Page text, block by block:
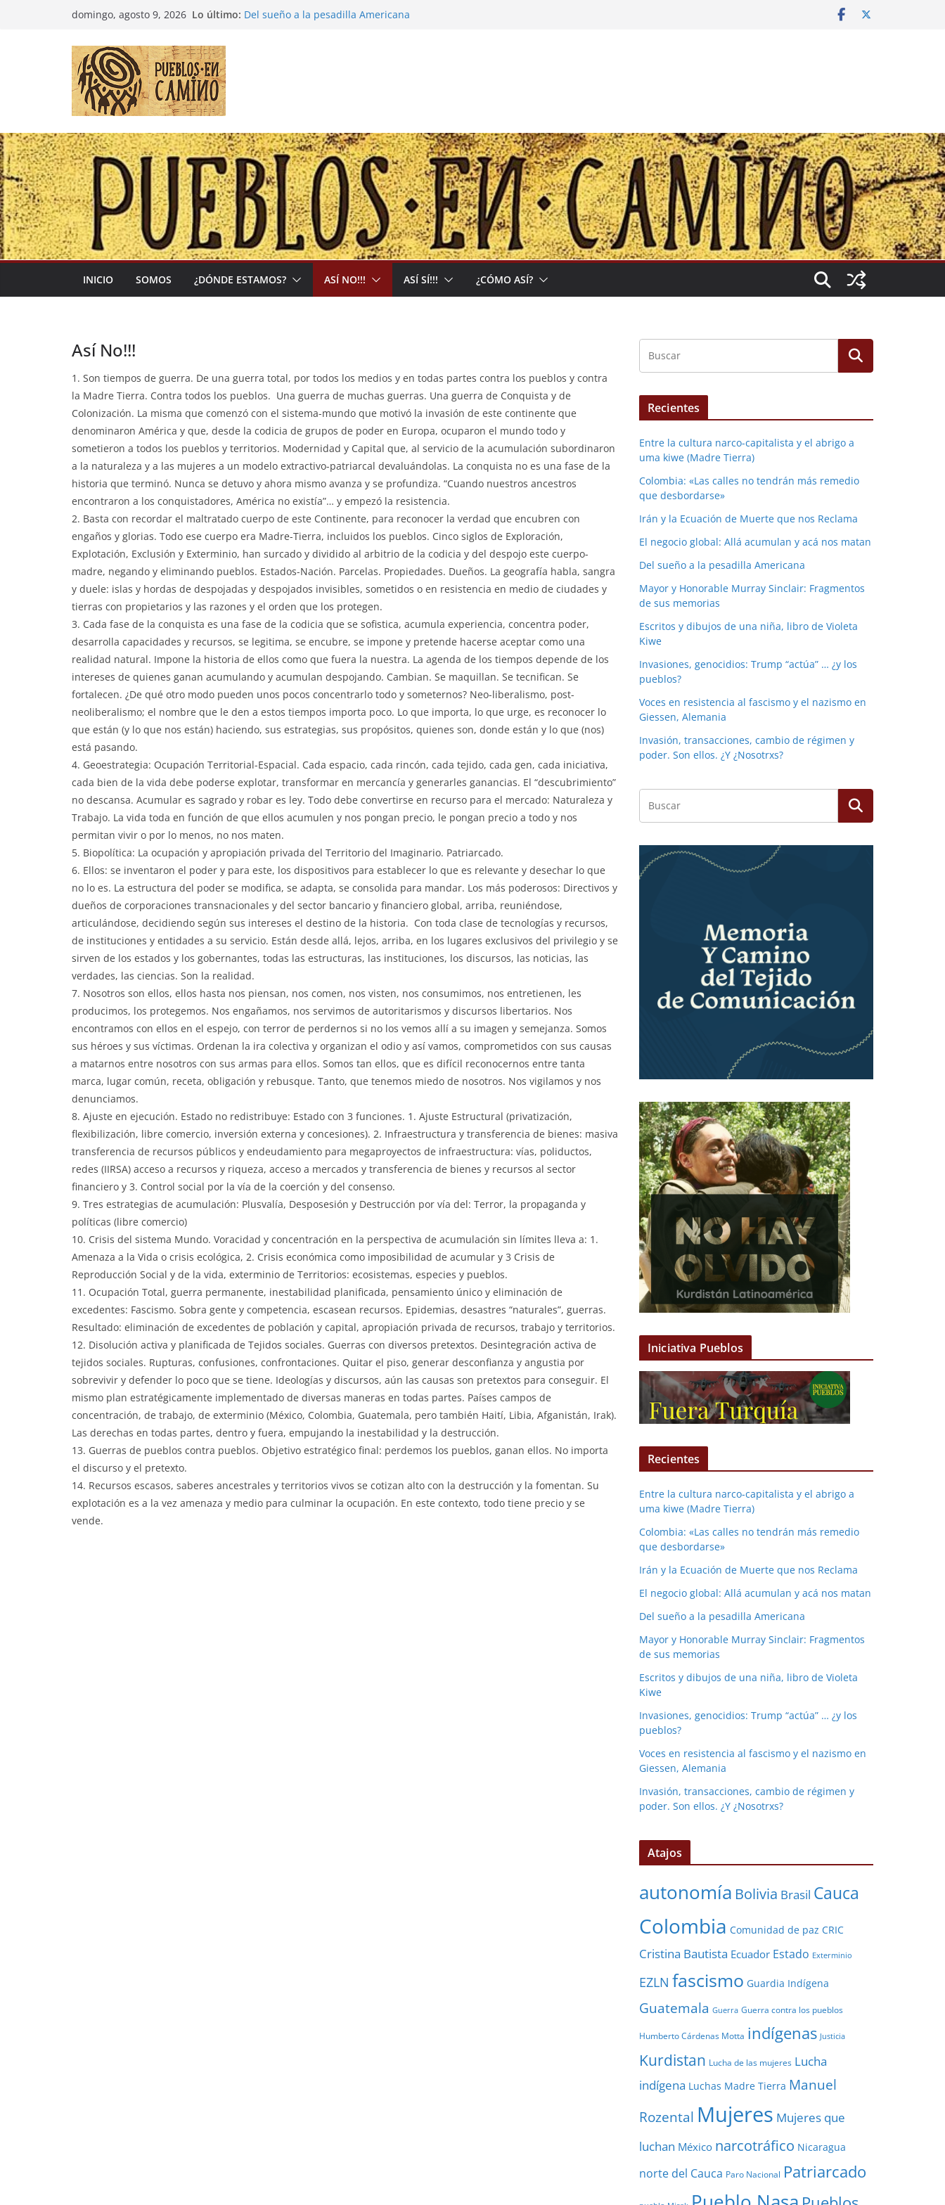
domingo, agosto 9, 2026 Lo último: Del sueño a la pesadilla Americana
INICIO SOMOS ¿DÓNDE ESTAMOS? ASÍ NO!!! ASÍ SÍ!!! ¿CÓMO ASÍ?
Así No!!!
1. Son tiempos de guerra. De una guerra total, por todos los medios y en todas partes contra los pueblos y contra
la Madre Tierra. Contra todos los pueblos. Una guerra de muchas guerras. Una guerra de Conquista y de
Colonización. La misma que comenzó con el sistema-mundo que motivó la invasión de este continente que
denominaron América y que, desde la codicia de grupos de poder en Europa, ocuparon el mundo todo y
sometieron a todos los pueblos y territorios. Modernidad y Capital que, al servicio de la acumulación subordinaron
a la naturaleza y a las mujeres a un modelo extractivo-patriarcal devaluándolas. La conquista no es una fase de la
historia que terminó. Nunca se detuvo y ahora mismo avanza y se profundiza. “Cuando nuestros ancestros
encontraron a los conquistadores, América no existía”… y empezó la resistencia.
2. Basta con recordar el maltratado cuerpo de este Continente, para reconocer la verdad que encubren con
engaños y glorias. Todo ese cuerpo era Madre-Tierra, incluidos los pueblos. Cinco siglos de Exploración,
Explotación, Exclusión y Exterminio, han surcado y dividido al arbitrio de la codicia y del despojo este cuerpo-
madre, negando y eliminando pueblos. Estados-Nación. Parcelas. Propiedades. Dueños. La geografía habla, sangra
y duele: islas y hordas de despojadas y despojados invisibles, sometidos o en resistencia en medio de ciudades y
tierras con propietarios y las razones y el orden que los protegen.
3. Cada fase de la conquista es una fase de la codicia que se sofistica, acumula experiencia, concentra poder,
desarrolla capacidades y recursos, se legitima, se encubre, se impone y pretende hacerse aceptar como una
realidad natural. Impone la historia de ellos como que fuera la nuestra. La agenda de los tiempos depende de los
intereses de quienes ganan acumulando y acumulan despojando. Cambian. Se maquillan. Se tecnifican. Se
fortalecen. ¿De qué otro modo pueden unos pocos concentrarlo todo y someternos? Neo-liberalismo, post-
neoliberalismo; el nombre que le den a estos tiempos importa poco. Lo que importa, lo que urge, es reconocer lo
que están (y lo que nos están) haciendo, sus estrategias, sus propósitos, quienes son, donde están y lo que (nos)
está pasando.
4. Geoestrategia: Ocupación Territorial-Espacial. Cada espacio, cada rincón, cada tejido, cada gen, cada iniciativa,
cada bien de la vida debe poderse explotar, transformar en mercancía y generarles ganancias. El “descubrimiento”
no descansa. Acumular es sagrado y robar es ley. Todo debe convertirse en recurso para el mercado: Naturaleza y
Trabajo. La vida toda en función de que ellos acumulen y nos pongan precio, le pongan precio a todo y nos
permitan vivir o por lo menos, no nos maten.
5. Biopolítica: La ocupación y apropiación privada del Territorio del Imaginario. Patriarcado.
6. Ellos: se inventaron el poder y para este, los dispositivos para establecer lo que es relevante y desechar lo que
no lo es. La estructura del poder se modifica, se adapta, se consolida para mandar. Los más poderosos: Directivos y
dueños de corporaciones transnacionales y del sector bancario y financiero global, arriba, reuniéndose,
articulándose, decidiendo según sus intereses el destino de la historia. Con toda clase de tecnologías y recursos,
de instituciones y entidades a su servicio. Están desde allá, lejos, arriba, en los lugares exclusivos del privilegio y se
sirven de los estados y los gobernantes, todas las estructuras, las instituciones, los discursos, las noticias, las
verdades, las ciencias. Son la realidad.
7. Nosotros son ellos, ellos hasta nos piensan, nos comen, nos visten, nos consumimos, nos entretienen, les
producimos, los protegemos. Nos engañamos, nos servimos de autoritarismos y discursos libertarios. Nos
encontramos con ellos en el espejo, con terror de perdernos si no los vemos allí a su imagen y semejanza. Somos
sus héroes y sus víctimas. Ordenan la ira colectiva y organizan el odio y así vamos, comprometidos con sus causas
a matarnos entre nosotros con sus armas para ellos. Somos tan ellos, que es difícil reconocernos entre tanta
marca, lugar común, receta, obligación y rebusque. Tanto, que tenemos miedo de nosotros. Nos vigilamos y nos
denunciamos.
8. Ajuste en ejecución. Estado no redistribuye: Estado con 3 funciones. 1. Ajuste Estructural (privatización,
flexibilización, libre comercio, inversión externa y concesiones). 2. Infraestructura y transferencia de bienes: masiva
transferencia de recursos públicos y endeudamiento para megaproyectos de infraestructura: vías, poliductos,
redes (IIRSA) acceso a recursos y riqueza, acceso a mercados y transferencia de bienes y recursos al sector
financiero y 3. Control social por la vía de la coerción y del consenso.
9. Tres estrategias de acumulación: Plusvalía, Desposesión y Destrucción por vía del: Terror, la propaganda y
políticas (libre comercio)
10. Crisis del sistema Mundo. Voracidad y concentración en la perspectiva de acumulación sin límites lleva a: 1.
Amenaza a la Vida o crisis ecológica, 2. Crisis económica como imposibilidad de acumular y 3 Crisis de
Reproducción Social y de la vida, exterminio de Territorios: ecosistemas, especies y pueblos.
11. Ocupación Total, guerra permanente, inestabilidad planificada, pensamiento único y eliminación de
excedentes: Fascismo. Sobra gente y competencia, escasean recursos. Epidemias, desastres “naturales”, guerras.
Resultado: eliminación de excedentes de población y capital, apropiación privada de recursos, trabajo y territorios.
12. Disolución activa y planificada de Tejidos sociales. Guerras con diversos pretextos. Desintegración activa de
tejidos sociales. Rupturas, confusiones, confrontaciones. Quitar el piso, generar desconfianza y angustia por
sobrevivir y defender lo poco que se tiene. Ideologías y discursos, aún las causas son pretextos para conseguir. El
mismo plan estratégicamente implementado de diversas maneras en todas partes. Países campos de
concentración, de trabajo, de exterminio (México, Colombia, Guatemala, pero también Haití, Libia, Afganistán, Irak).
Las derechas en todas partes, dentro y fuera, empujando la inestabilidad y la destrucción.
13. Guerras de pueblos contra pueblos. Objetivo estratégico final: perdemos los pueblos, ganan ellos. No importa
el discurso y el pretexto.
14. Recursos escasos, saberes ancestrales y territorios vivos se cotizan alto con la destrucción y la fomentan. Su
explotación es a la vez amenaza y medio para culminar la ocupación. En este contexto, todo tiene precio y se
vende.
Recientes
Entre la cultura narco-capitalista y el abrigo a
uma kiwe (Madre Tierra)
Colombia: «Las calles no tendrán más remedio
que desbordarse»
Irán y la Ecuación de Muerte que nos Reclama
El negocio global: Allá acumulan y acá nos matan
Del sueño a la pesadilla Americana
Mayor y Honorable Murray Sinclair: Fragmentos
de sus memorias
Escritos y dibujos de una niña, libro de Violeta
Kiwe
Invasiones, genocidios: Trump “actúa” … ¿y los
pueblos?
Voces en resistencia al fascismo y el nazismo en
Giessen, Alemania
Invasión, transacciones, cambio de régimen y
poder. Son ellos. ¿Y ¿Nosotrxs?
Iniciativa Pueblos
Recientes
Entre la cultura narco-capitalista y el abrigo a
uma kiwe (Madre Tierra)
Colombia: «Las calles no tendrán más remedio
que desbordarse»
Irán y la Ecuación de Muerte que nos Reclama
El negocio global: Allá acumulan y acá nos matan
Del sueño a la pesadilla Americana
Mayor y Honorable Murray Sinclair: Fragmentos
de sus memorias
Escritos y dibujos de una niña, libro de Violeta
Kiwe
Invasiones, genocidios: Trump “actúa” … ¿y los
pueblos?
Voces en resistencia al fascismo y el nazismo en
Giessen, Alemania
Invasión, transacciones, cambio de régimen y
poder. Son ellos. ¿Y ¿Nosotrxs?
Atajos
autonomía Bolivia Brasil Cauca
Colombia Comunidad de paz CRIC
Cristina Bautista Ecuador Estado Exterminio
EZLN fascismo Guardia Indígena
Guatemala Guerra Guerra contra los pueblos
Humberto Cárdenas Motta indígenas Justicia
Kurdistan Lucha de las mujeres Lucha
indígena Luchas Madre Tierra Manuel
Rozental Mujeres Mujeres que
luchan México narcotráfico Nicaragua
norte del Cauca Paro Nacional Patriarcado